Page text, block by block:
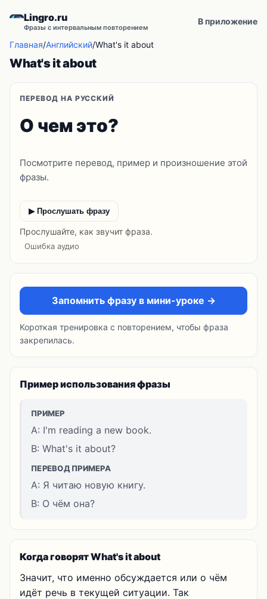
Lingro.ru
Фразы с интервальным повторением
В приложение
Главная/Английский/What's it about
What's it about
ПЕРЕВОД НА РУССКИЙ
О чем это?
Посмотрите перевод, пример и произношение этой
фразы.
▶ Прослушать фразу
Прослушайте, как звучит фраза.
Ошибка аудио
Запомнить фразу в мини-уроке →
Короткая тренировка с повторением, чтобы фраза
закрепилась.
Пример использования фразы
ПРИМЕР
A: I'm reading a new book.
B: What's it about?
ПЕРЕВОД ПРИМЕРА
A: Я читаю новую книгу.
B: О чём она?
Когда говорят What's it about
Значит, что именно обсуждается или о чём
идёт речь в текущей ситуации. Так